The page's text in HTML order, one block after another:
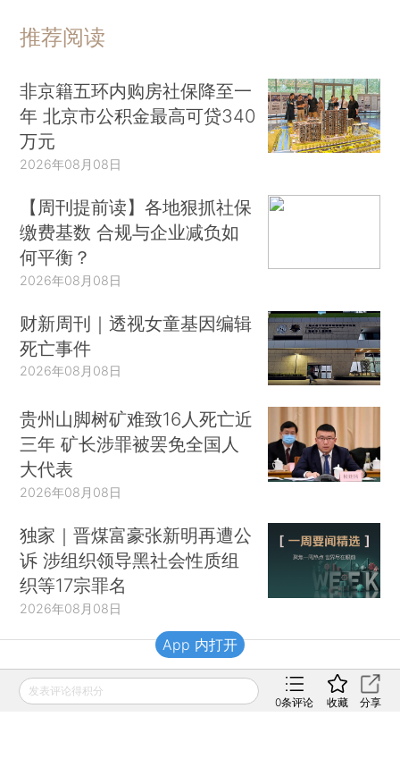
推荐阅读
非京籍五环内购房社保降至一
年 北京市公积金最高可贷340
万元
2026年08月08日
【周刊提前读】各地狠抓社保
缴费基数 合规与企业减负如
何平衡？
2026年08月08日
财新周刊｜透视女童基因编辑
死亡事件
2026年08月08日
贵州山脚树矿难致16人死亡近
三年 矿长涉罪被罢免全国人
大代表
2026年08月08日
独家｜晋煤富豪张新明再遭公
诉 涉组织领导黑社会性质组
织等17宗罪名
2026年08月08日
财新移动
发表评论得积分
0条评论 收藏 分享
App 内打开